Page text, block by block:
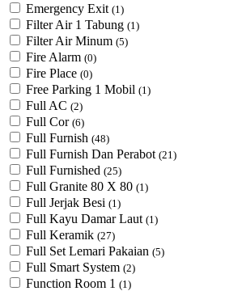
Emergency Exit (1)
Filter Air 1 Tabung (1)
Filter Air Minum (5)
Fire Alarm (0)
Fire Place (0)
Free Parking 1 Mobil (1)
Full AC (2)
Full Cor (6)
Full Furnish (48)
Full Furnish Dan Perabot (21)
Full Furnished (25)
Full Granite 80 X 80 (1)
Full Jerjak Besi (1)
Full Kayu Damar Laut (1)
Full Keramik (27)
Full Set Lemari Pakaian (5)
Full Smart System (2)
Function Room 1 (1)